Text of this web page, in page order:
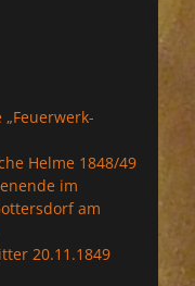
„Feuerwerk-
Helme 1848/49
im
am
20.11.1849